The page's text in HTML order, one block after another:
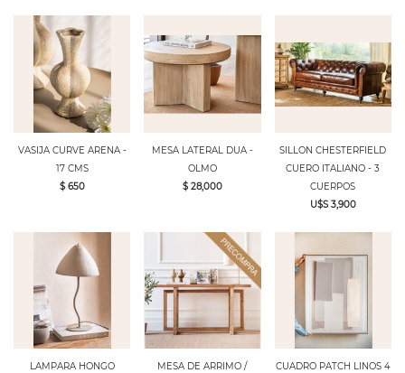
VASIJA CURVE ARENA -
17 CMS
$ 650
MESA LATERAL DUA -
OLMO
$ 28,000
SILLON CHESTERFIELD
CUERO ITALIANO - 3
CUERPOS
U$S 3,900
LAMPARA HONGO
MESA DE ARRIMO /
CUADRO PATCH LINOS 4